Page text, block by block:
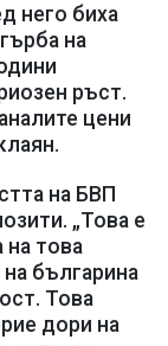
него биха
на
ръст.
цени
на БВП
„Това е
на това
българина
Това
дори на